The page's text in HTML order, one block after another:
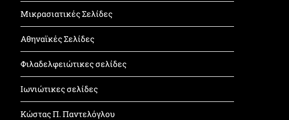
Μικρασιατικές Σελίδες
Αθηναϊκές Σελίδες
Φιλαδελφειώτικες σελίδες
Ιωνιώτικες σελίδες
Κώστας Π. Παντελόγλου